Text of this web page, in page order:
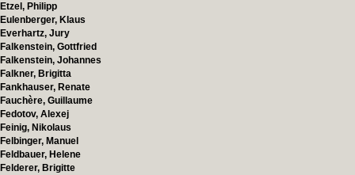
Etzel, Philipp
Eulenberger, Klaus
Everhartz, Jury
Falkenstein, Gottfried
Falkenstein, Johannes
Falkner, Brigitta
Fankhauser, Renate
Fauchère, Guillaume
Fedotov, Alexej
Feinig, Nikolaus
Felbinger, Manuel
Feldbauer, Helene
Felderer, Brigitte